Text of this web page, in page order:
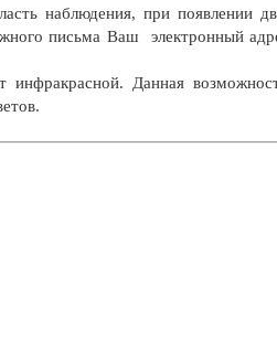
наблюдения, при появлении
письма Ваш электронный
Данная